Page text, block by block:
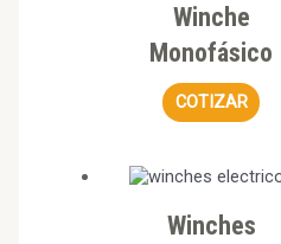
Winche
Monofásico
COTIZAR
Winches